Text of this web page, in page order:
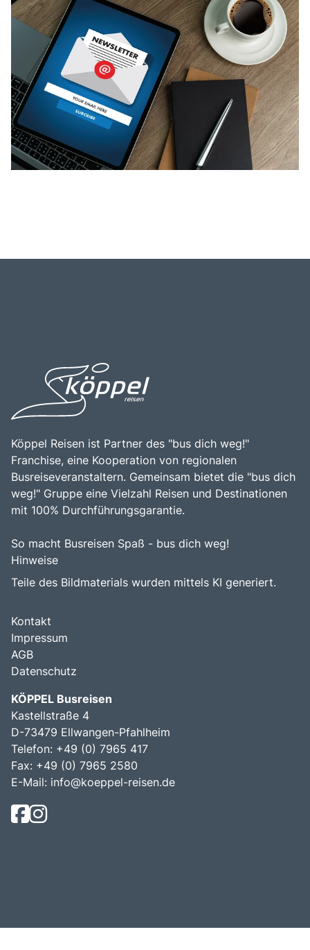
Köppel Reisen ist Partner des "bus dich weg!"
Franchise, eine Kooperation von regionalen
Busreiseveranstaltern. Gemeinsam bietet die "bus dich
weg!" Gruppe eine Vielzahl Reisen und Destinationen
mit 100% Durchführungsgarantie.
So macht Busreisen Spaß - bus dich weg!
Hinweise
Teile des Bildmaterials wurden mittels KI generiert.
Kontakt
Impressum
AGB
Datenschutz
KÖPPEL Busreisen
Kastellstraße 4
D-73479 Ellwangen-Pfahlheim
Telefon: +49 (0) 7965 417
Fax: +49 (0) 7965 2580
E-Mail: info@koeppel-reisen.de